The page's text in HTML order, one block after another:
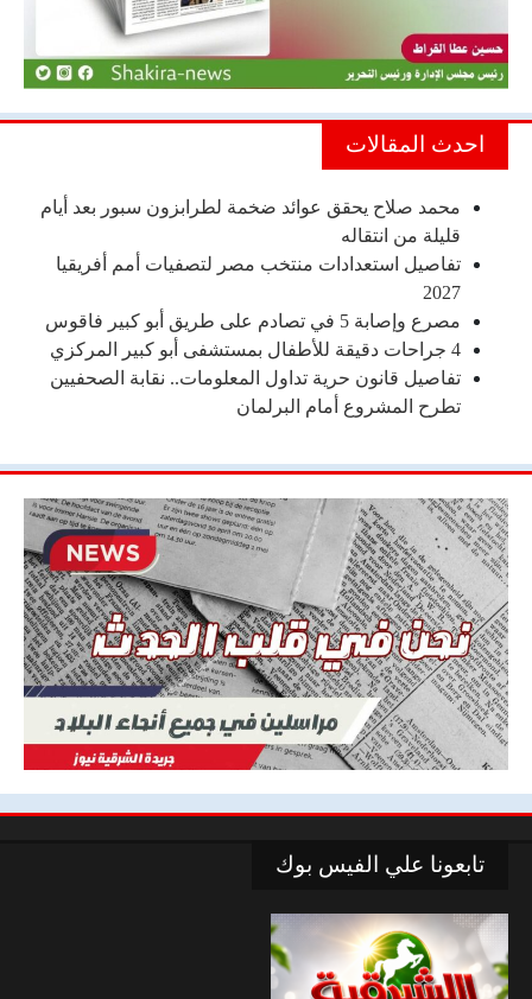
احدث المقالات
محمد صلاح يحقق عوائد ضخمة لطرابزون سبور بعد أيام
قليلة من انتقاله
تفاصيل استعدادات منتخب مصر لتصفيات أمم أفريقيا
2027
مصرع وإصابة 5 في تصادم على طريق أبو كبير فاقوس
4 جراحات دقيقة للأطفال بمستشفى أبو كبير المركزي
تفاصيل قانون حرية تداول المعلومات.. نقابة الصحفيين
تطرح المشروع أمام البرلمان
تابعونا علي الفيس بوك